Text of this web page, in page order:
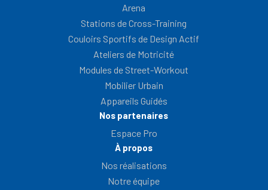
Arena
Stations de Cross-Training
Couloirs Sportifs de Design Actif
Ateliers de Motricité
Modules de Street-Workout
Mobilier Urbain
Appareils Guidés
Nos partenaires
Espace Pro
À propos
Nos réalisations
Notre équipe